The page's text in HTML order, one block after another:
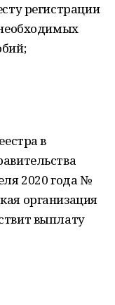
регистрации
в
2020 года №
организация
выплату